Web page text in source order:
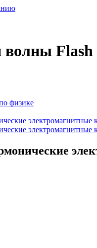
волны Flash
физике
электромагнитные
электромагнитные